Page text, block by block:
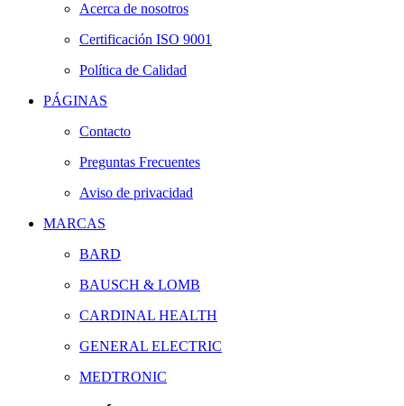
Acerca de nosotros
Certificación ISO 9001
Política de Calidad
PÁGINAS
Contacto
Preguntas Frecuentes
Aviso de privacidad
MARCAS
BARD
BAUSCH & LOMB
CARDINAL HEALTH
GENERAL ELECTRIC
MEDTRONIC